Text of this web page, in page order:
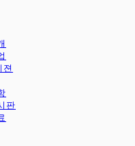
젼
판